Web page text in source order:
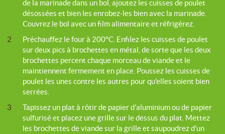
de la marinade dans un bol, ajoutez les cuisses de poulet
désossées et bien les enrobez-les bien avec la marinade.
Couvrez le bol avec un film alimentaire et réfrigérez.
2
Préchauffez le four à 200°C. Enfilez les cuisses de poulet
sur deux pics à brochettes en métal, de sorte que les deux
brochettes percent chaque morceau de viande et le
maintiennent fermement en place. Poussez les cuisses de
poulet les unes contre les autres pour qu'elles soient bien
serrées.
3
Tapissez un plat à rôtir de papier d'aluminium ou de papier
sulfurisé et placez une grille sur le dessus du plat. Mettez
les brochettes de viande sur la grille et saupoudrez d'un